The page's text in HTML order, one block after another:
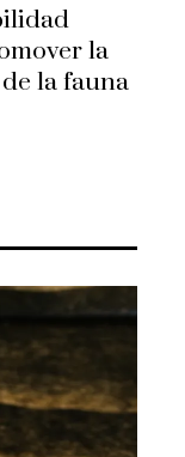
la
la fauna